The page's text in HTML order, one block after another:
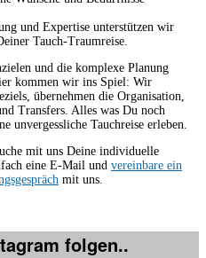
und Expertise unterstützen wir
Tauch-Traumreise.
und die komplexe Planung
kommen wir ins Spiel: Wir
übernehmen die Organisation,
Transfers. Alles was Du noch
unvergessliche Tauchreise erleben.
mit uns Deine individuelle
eine E-Mail und vereinbare ein
mit uns.
folgen..